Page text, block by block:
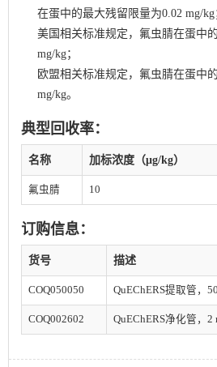
在蛋中的最大残留限量为0.02 mg/kg
美国相关标准规定，氟虫腈在蛋中
mg/kg；
欧盟相关标准规定，氟虫腈在蛋中
mg/kg。
典型回收率：
名称 加标浓度（μg/kg）
氟虫腈 10
订购信息：
货号 描述
COQ050050 QuEChERS提取管，
COQ002602 QuEChERS净化管，2